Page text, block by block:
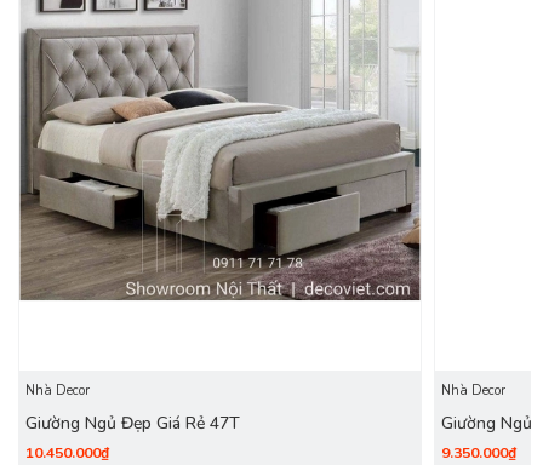
Bộ Nội Thất Phòng Ngủ Hiện Đại Sang Trọng
Cho Gia Đình!
Nguyên tắc trang trí phòng ngủ tối giản:
- Màu sắc đơn giản, nhẹ nhàng
Nhà Decor
Giường Ngủ Đẹp Giá Rẻ 47T
10.450.000₫
Nhà Decor
Giường Ngủ
9.350.000₫